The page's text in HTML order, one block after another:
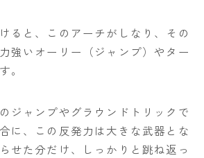
ると、このアーチがしなり、その
強いオーリー（ジャンプ）やター
。
ジャンプやグラウンドトリックで
に、この反発力は大きな武器とな
せた分だけ、しっかりと跳ね返っ